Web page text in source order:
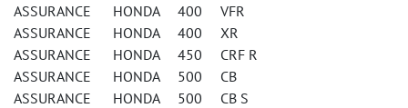
ASSURANCE HONDA 400 VFR
ASSURANCE HONDA 400 XR
ASSURANCE HONDA 450 CRF R
ASSURANCE HONDA 500 CB
ASSURANCE HONDA 500 CB S